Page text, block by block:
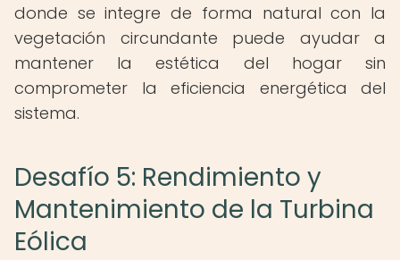
donde se integre de forma natural con la
vegetación circundante puede ayudar a
mantener la estética del hogar sin
comprometer la eficiencia energética del
sistema.
Desafío 5: Rendimiento y
Mantenimiento de la Turbina
Eólica